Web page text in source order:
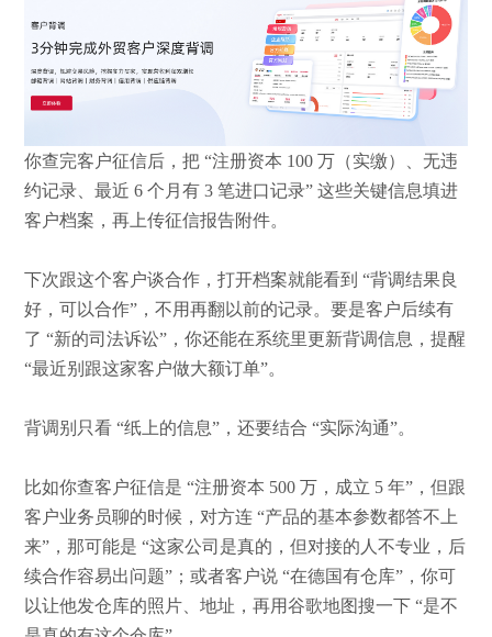
你查完客户征信后，把 “注册资本 100 万（实缴）、无违
约记录、最近 6 个月有 3 笔进口记录” 这些关键信息填进
客户档案，再上传征信报告附件。
下次跟这个客户谈合作，打开档案就能看到 “背调结果良
好，可以合作”，不用再翻以前的记录。要是客户后续有
了 “新的司法诉讼”，你还能在系统里更新背调信息，提醒
“最近别跟这家客户做大额订单”。
背调别只看 “纸上的信息”，还要结合 “实际沟通”。
比如你查客户征信是 “注册资本 500 万，成立 5 年”，但跟
客户业务员聊的时候，对方连 “产品的基本参数都答不上
来”，那可能是 “这家公司是真的，但对接的人不专业，后
续合作容易出问题”；或者客户说 “在德国有仓库”，你可
以让他发仓库的照片、地址，再用谷歌地图搜一下 “是不